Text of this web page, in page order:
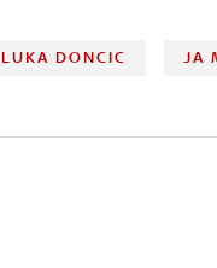
LUKA DONCIC JA